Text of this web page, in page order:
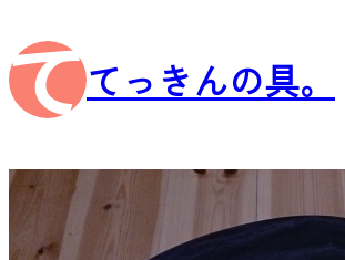
容
を
ス
プ
てっきんの具。